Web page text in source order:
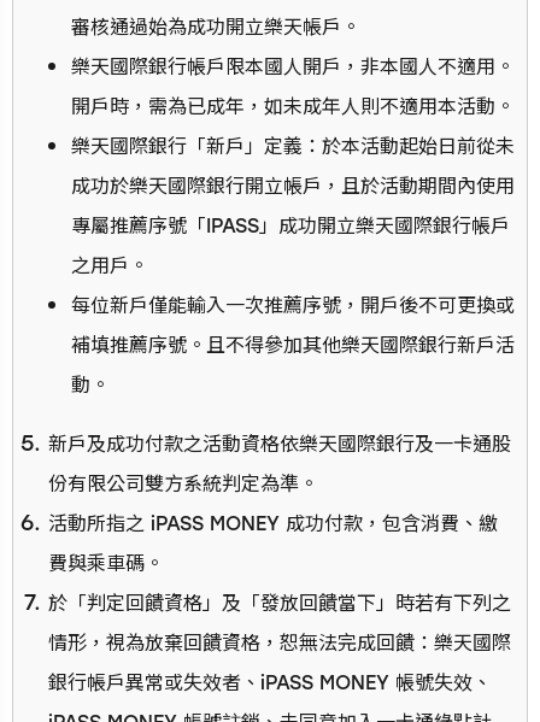
審核通過始為成功開立樂天帳戶。
樂天國際銀行帳戶限本國人開戶，非本國人不適用。
開戶時，需為已成年，如未成年人則不適用本活動。
樂天國際銀行「新戶」定義：於本活動起始日前從未
成功於樂天國際銀行開立帳戶，且於活動期間內使用
專屬推薦序號「IPASS」成功開立樂天國際銀行帳戶
之用戶。
每位新戶僅能輸入一次推薦序號，開戶後不可更換或
補填推薦序號。且不得參加其他樂天國際銀行新戶活
動。
新戶及成功付款之活動資格依樂天國際銀行及一卡通股
份有限公司雙方系統判定為準。
活動所指之 iPASS MONEY 成功付款，包含消費、繳
費與乘車碼。
於「判定回饋資格」及「發放回饋當下」時若有下列之
情形，視為放棄回饋資格，恕無法完成回饋：樂天國際
銀行帳戶異常或失效者、iPASS MONEY 帳號失效、